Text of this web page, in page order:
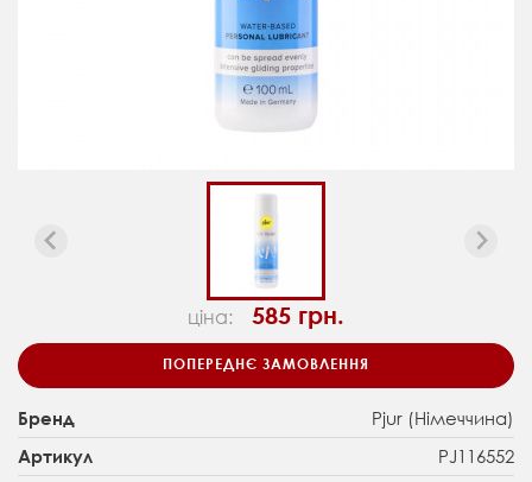
ціна: 585 грн.
ПОПЕРЕДНЄ ЗАМОВЛЕННЯ
Бренд Pjur (Німеччина)
Артикул PJ116552